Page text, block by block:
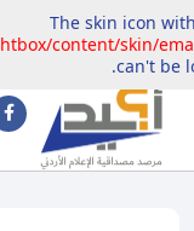
The skin icon
content/skin/
can't be